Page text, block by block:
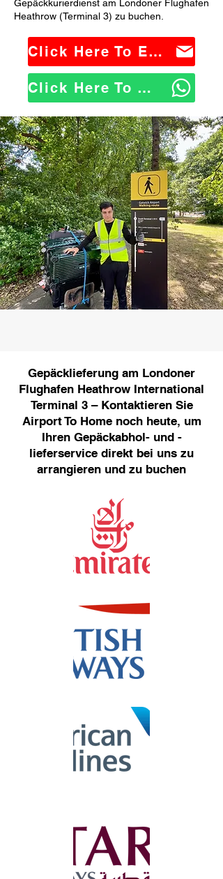
Gepäckkurierdienst am Londoner Flughafen
Heathrow (Terminal 3) zu buchen.
Click Here To Email Us
Click Here To WhatsApp Us
Gepäcklieferung am Londoner
Flughafen Heathrow International
Terminal 3 – Kontaktieren Sie
Airport To Home noch heute, um
Ihren Gepäckabhol- und -
lieferservice direkt bei uns zu
arrangieren und zu buchen